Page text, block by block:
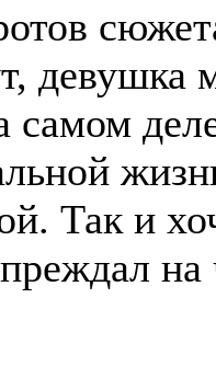
девушка
самом
Так и